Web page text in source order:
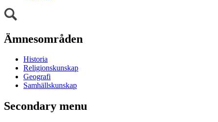
Ämnesområden
Historia
Religionskunskap
Geografi
Samhällskunskap
Secondary menu